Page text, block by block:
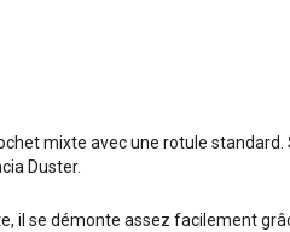
mixte avec une rotule
Duster.
se démonte assez facilement